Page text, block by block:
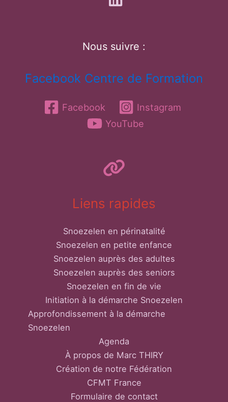
Nous suivre :
Facebook Centre de Formation
Facebook
Instagram
YouTube
Liens rapides
Snoezelen en périnatalité
Snoezelen en petite enfance
Snoezelen auprès des adultes
Snoezelen auprès des seniors
Snoezelen en fin de vie
Initiation à la démarche Snoezelen
Approfondissement à la démarche
Snoezelen
Agenda
À propos de Marc THIRY
Création de notre Fédération
CFMT France
Formulaire de contact